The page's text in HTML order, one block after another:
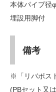
本体パイプ径
埋設用脚付
備考
※「リバポス
(PBセット又